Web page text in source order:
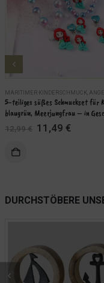
MARITIMER KINDERSCHMUCK
5-teiliges süßes Schmuckset für
blaugrün, Meerjungfrau – in
12,99€ Ursprünglicher
Preis
11,49 €
IN
DURCHSTÖBERE